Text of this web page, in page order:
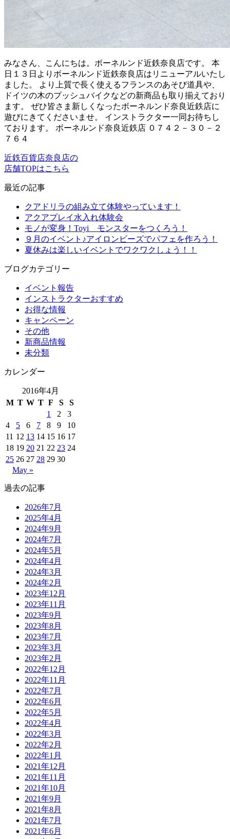
みなさん、こんにちは。ボーネルンド近鉄奈良店です。 本
日１３日よりボーネルンド近鉄奈良店はリニューアルいたし
ました。 より上質で長く使えるフランスのあそび道具や、
ドイツの木のプッシュバイクなどの新商品も取り揃えており
ます。 ぜひ皆さま新しくなったボーネルンド奈良近鉄店に
遊びにきてくださいませ。 インストラクター一同お待ちし
ております。 ボーネルンド奈良近鉄店 ０７４２－３０－２
７６４
近鉄百貨店奈良店の
店舗TOPはこちら
最近の記事
クアドリラの組み立て体験やっています！
アクアプレイ水入れ体験会
モノが変身！Toyi モンスターをつくろう！
９月のイベント♪アイロンビーズでパフェを作ろう！
夏休みは楽しいイベントでワクワクしょう！！
ブログカテゴリー
イベント報告
インストラクターおすすめ
お得な情報
キャンペーン
その他
新商品情報
未分類
カレンダー
2016年4月
M T W T F S
S
1
2
3
4
5 6 7 8 9
10
11 12 13 14 15 16 17
18 19 20 21 22 23 24
25 26 27 28 29 30
May »
過去の記事
2026年7月
2025年4月
2024年9月
2024年7月
2024年5月
2024年4月
2024年3月
2024年2月
2023年12月
2023年11月
2023年9月
2023年8月
2023年7月
2023年3月
2023年2月
2022年12月
2022年11月
2022年7月
2022年6月
2022年5月
2022年4月
2022年3月
2022年2月
2022年1月
2021年12月
2021年11月
2021年10月
2021年9月
2021年8月
2021年7月
2021年6月